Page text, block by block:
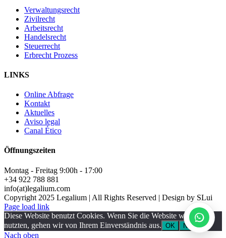
Verwaltungsrecht
Zivilrecht
Arbeitsrecht
Handelsrecht
Steuerrecht
Erbrecht Prozess
LINKS
Online Abfrage
Kontakt
Aktuelles
Aviso legal
Canal Ético
Öffnungszeiten
Montag - Freitag 9:00h - 17:00
+34 922 788 881
info(at)legalium.com
Copyright 2025 Legalium | All Rights Reserved | Design by SLui
Page load link
Diese Website benutzt Cookies. Wenn Sie die Website weiter
nutzten, gehen wir von Ihrem Einverständnis aus. OK Nein
Nach oben
Deutschsprachige Beratung in Spanien
Sie wünschen sich rechtliche Sicherheit für Ihr
Vorhaben in Spanien?
Schreiben Sie uns kurz, worum es geht (z.B.
melden uns schnellstmöglich bei Ihnen!